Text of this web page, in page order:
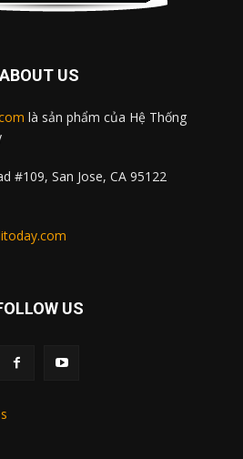
ABOUT US
là sản phẩm của Hệ Thống
#109, San Jose, CA 95122
US